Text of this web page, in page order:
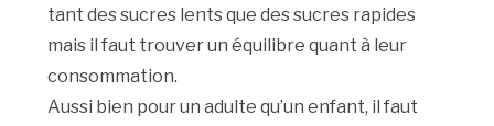
tant des sucres lents que des sucres rapides
mais il faut trouver un équilibre quant à leur
consommation.
Aussi bien pour un adulte qu’un enfant, il faut